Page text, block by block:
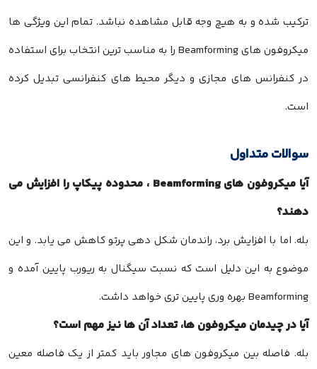
ترکیب شده و به هیچ وجه قابل مشاهده نباشد. تمام این ویژگی ها
میکروفون های Beamforming را به مناسب ترین انتخاب برای استفاده
در کنفرانس های مجازی و دیگر محیط های کنفرانسی تبدیل کرده
است.
سوالات متداول
آیا میکروفون های Beamforming ، محدوده پیکاپ را افزایش می
دهند؟
بله. اما با افزایش برد، راندمان شکل دهی پرتو کاهش می یابد. و این
موضوع به این دلیل است که نسبت سیگنال به ریورب پایین آمده و
Beamforming بهره وری پایین تری خواهد داشت.
آیا در چیدمان میکروفون ها، تعداد آن ها نیز مهم است؟
بله. فاصله بین میکروفون های مجاور باید کمتر از یک فاصله معین